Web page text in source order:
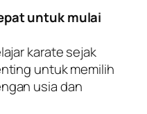
untuk mulai
karate sejak
untuk memilih
usia dan